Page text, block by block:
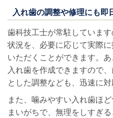
入れ歯の調整や修理にも即
歯科技工士が常駐していま
状況を、必要に応じて実際
いただくことができます。
入れ歯を作成できますので
とした調整なども、迅速に対
また、噛みやすい入れ歯ほ
まいがちで、無理をしすぎ